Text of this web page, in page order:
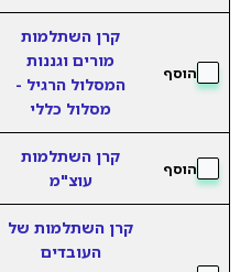
הוסף
קרן השתלמות
מורים וגננות
המסלול הרגיל -
מסלול כללי
הוסף
קרן השתלמות
עוצ"מ
קרן השתלמות של
העובדים